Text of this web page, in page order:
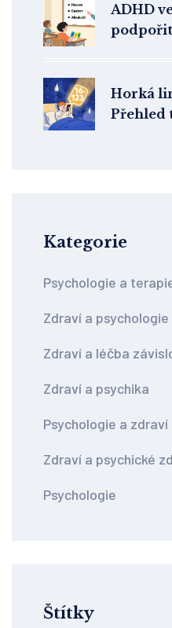
ADHD
Horká
Přehled
Kategorie
Psychologie a
Zdraví a psychologie
Zdraví a léčba
Zdraví a psychika
Psychologie a zdraví
Zdraví a psychické
Psychologie
Štítky